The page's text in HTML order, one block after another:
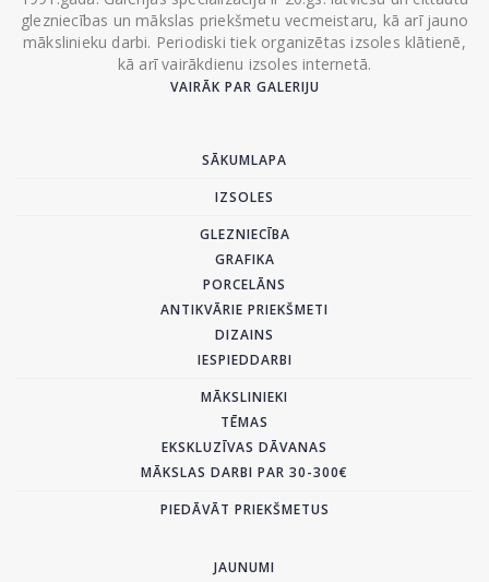
glezniecības un mākslas priekšmetu vecmeistaru, kā arī jauno
mākslinieku darbi. Periodiski tiek organizētas izsoles klātienē,
kā arī vairākdienu izsoles internetā.
VAIRĀK PAR GALERIJU
SĀKUMLAPA
IZSOLES
GLEZNIECĪBA
GRAFIKA
PORCELĀNS
ANTIKVĀRIE PRIEKŠMETI
DIZAINS
IESPIEDDARBI
MĀKSLINIEKI
TĒMAS
EKSKLUZĪVAS DĀVANAS
MĀKSLAS DARBI PAR 30-300€
PIEDĀVĀT PRIEKŠMETUS
JAUNUMI